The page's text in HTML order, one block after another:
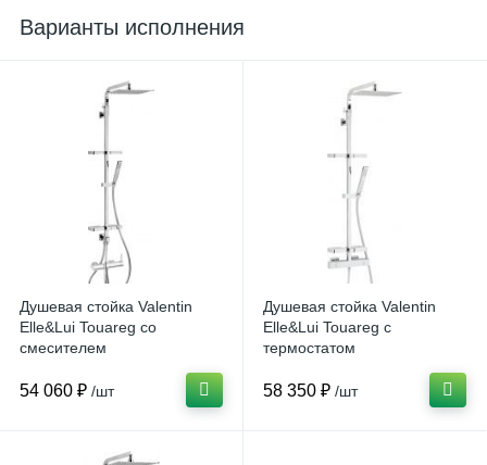
Варианты исполнения
Душевая стойка Valentin
Elle&Lui Touareg со
смесителем
54 060 ₽ /шт
Душевая стойка Valentin
Elle&Lui Touareg с
термостатом
58 350 ₽ /шт